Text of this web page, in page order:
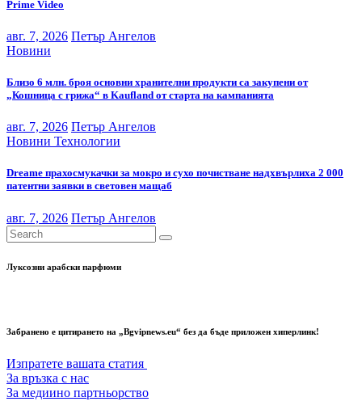
Prime Video
авг. 7, 2026 Петър Ангелов
Новини
Близо 6 млн. броя основни хранителни продукти са закупени от
„Кошница с грижа“ в Kaufland от старта на кампанията
авг. 7, 2026 Петър Ангелов
Новини Технологии
Dreame прахосмукачки за мокро и сухо почистване надхвърлиха 2 000
патентни заявки в световен мащаб
авг. 7, 2026 Петър Ангелов
Луксозни арабски парфюми
Забранено е цитирането на „Bgvipnews.eu“ без да бъде приложен хиперлинк!
Изпратете вашата статия
За връзка с нас
За медиино партньорство